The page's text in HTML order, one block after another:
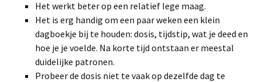
Het werkt beter op een relatief lege maag.
Het is erg handig om een ​​paar weken een klein
dagboekje bij te houden: dosis, tijdstip, wat je deed en
hoe je je voelde. Na korte tijd ontstaan ​​er meestal
duidelijke patronen.
Probeer de dosis niet te vaak op dezelfde dag te